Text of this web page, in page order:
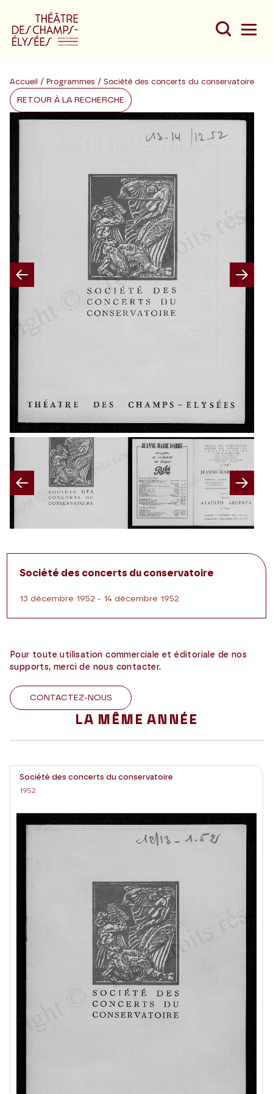
Du
Accueil / Programmes / Société des concerts du conservatoire
RETOUR À LA RECHERCHE
Previous
Société des concerts du conservatoire
13 décembre 1952 - 14 décembre 1952
Pour toute utilisation commerciale et éditoriale de nos
supports, merci de nous contacter.
CONTACTEZ-NOUS
LA MÊME ANNÉE
Société des concerts du conservatoire
1952